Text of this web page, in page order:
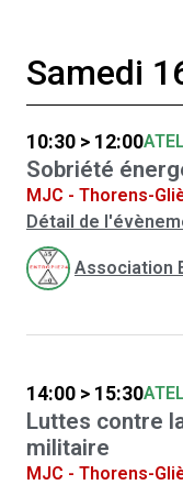
Samedi
10:30 > 12:00
Sobriété
MJC - Thorens-
Détail de
Association
14:00 > 15:30
Luttes contre
militaire
MJC - Thorens-